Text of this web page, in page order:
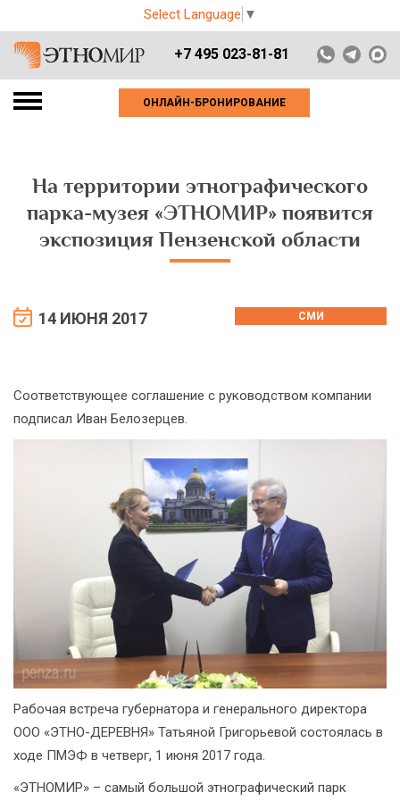
Select Language ▼
+7 495 023-81-81
ОНЛАЙН-БРОНИРОВАНИЕ
На территории этнографического
парка-музея «ЭТНОМИР» появится
экспозиция Пензенской области
14 ИЮНЯ 2017 СМИ
Соответствующее соглашение с руководством компании
подписал Иван Белозерцев.
Рабочая встреча губернатора и генерального директора
ООО «ЭТНО-ДЕРЕВНЯ» Татьяной Григорьевой состоялась в
ходе ПМЭФ в четверг, 1 июня 2017 года.
«ЭТНОМИР» – самый большой этнографический парк